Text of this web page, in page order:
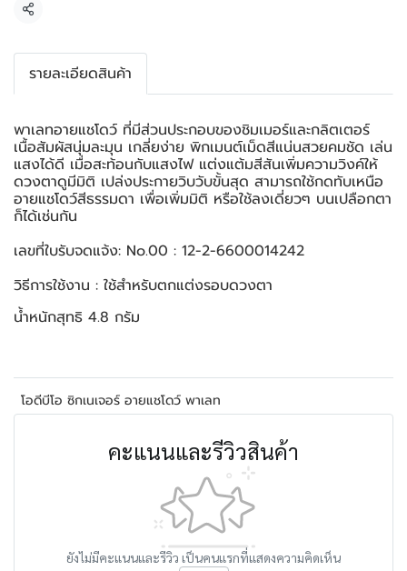
แชร์
รายละเอียดสินค้า
พาเลทอายแชโดว์ ที่มีส่วนประกอบของชิมเมอร์และกลิตเตอร์
เนื้อสัมผัสนุ่มละมุน เกลี่ยง่าย พิกเมนต์เม็ดสีแน่นสวยคมชัด เล่น
แสงได้ดี เมื่อสะท้อนกับแสงไฟ แต่งแต้มสีสันเพิ่มความวิงค์ให้
ดวงตาดูมีมิติ เปล่งประกายวิบวับขั้นสุด สามารถใช้กดทับเหนือ
อายแชโดว์สีธรรมดา เพื่อเพิ่มมิติ หรือใช้ลงเดี่ยวๆ บนเปลือกตา
ก็ได้เช่นกัน
เลขที่ใบรับจดแจ้ง: No.00 : 12-2-6600014242
วิธีการใช้งาน : ใช้สำหรับตกแต่งรอบดวงตา
น้ำหนักสุทธิ 4.8 กรัม
โอดีบีโอ ซิกเนเจอร์ อายแชโดว์ พาเลท
คะแนนและรีวิวสินค้า
ยังไม่มีคะแนนและรีวิว เป็นคนแรกที่แสดงความคิดเห็น